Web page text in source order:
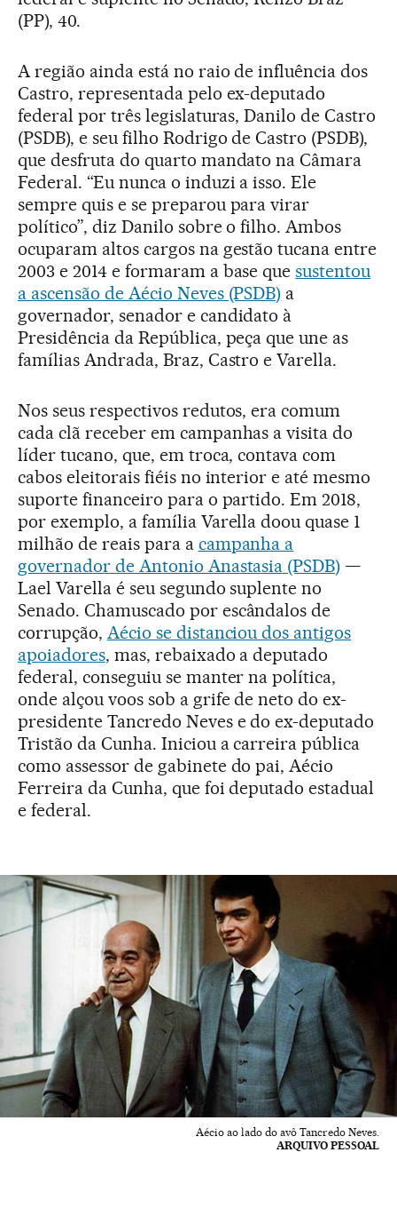
(PP), 40.
A região ainda está no raio de influência dos
Castro, representada pelo ex-deputado
federal por três legislaturas, Danilo de Castro
(PSDB), e seu filho Rodrigo de Castro (PSDB),
que desfruta do quarto mandato na Câmara
Federal. “Eu nunca o induzi a isso. Ele
sempre quis e se preparou para virar
político”, diz Danilo sobre o filho. Ambos
ocuparam altos cargos na gestão tucana entre
2003 e 2014 e formaram a base quesustentou
a ascensão de Aécio Neves (PSDB) a
governador, senador e candidato à
Presidência da República, peça que une as
famílias Andrada, Braz, Castro e Varella.
Nos seus respectivos redutos, era comum
cada clã receber em campanhas a visita do
líder tucano, que, em troca, contava com
cabos eleitorais fiéis no interior e até mesmo
suporte financeiro para o partido. Em 2018,
por exemplo, a família Varella doou quase 1
milhão de reais para a campanha a
governador de Antonio Anastasia (PSDB) —
Lael Varella é seu segundo suplente no
Senado. Chamuscado por escândalos de
corrupção, Aécio se distanciou dos antigos
apoiadores, mas, rebaixado a deputado
federal, conseguiu se manter na política,
onde alçou voos sob a grife de neto do ex-
presidente Tancredo Neves e do ex-deputado
Tristão da Cunha. Iniciou a carreira pública
como assessor de gabinete do pai, Aécio
Ferreira da Cunha, que foi deputado estadual
e federal.
Aécio ao lado do avô Tancredo Neves.
ARQUIVO PESSOAL